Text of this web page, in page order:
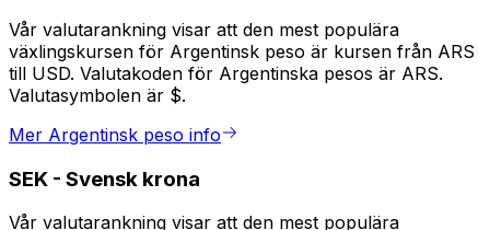
Vår valutarankning visar att den mest populära
växlingskursen för Argentinsk peso är kursen från ARS
till USD. Valutakoden för Argentinska pesos är ARS.
Valutasymbolen är $.
Mer Argentinsk peso info
SEK - Svensk krona
Vår valutarankning visar att den mest populära